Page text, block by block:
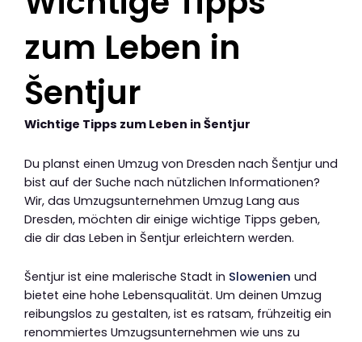
zum Leben in
Šentjur
Wichtige Tipps zum Leben in Šentjur
Du planst einen Umzug von Dresden nach Šentjur und
bist auf der Suche nach nützlichen Informationen?
Wir, das Umzugsunternehmen Umzug Lang aus
Dresden, möchten dir einige wichtige Tipps geben,
die dir das Leben in Šentjur erleichtern werden.
Šentjur ist eine malerische Stadt in Slowenien und
bietet eine hohe Lebensqualität. Um deinen Umzug
reibungslos zu gestalten, ist es ratsam, frühzeitig ein
renommiertes Umzugsunternehmen wie uns zu